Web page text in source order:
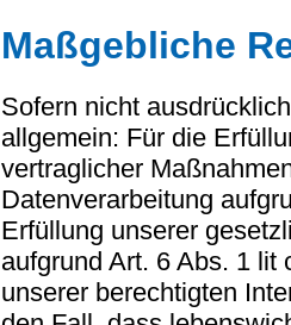
Maßgebliche
Sofern nicht
allgemein: Für die
vertraglicher
Datenverarbeitung
Erfüllung unserer
aufgrund Art. 6 Abs. 1 lit
unserer berechtigten